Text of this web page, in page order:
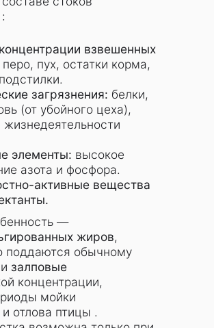
взвешенных
перо, пух, остатки корма,
загрязнения: белки,
(от убойного цеха),
жизнедеятельности
элементы: высокое
азота и фосфора.
активные вещества
—
жиров,
поддаются обычному
залповые
концентрации,
мойки
отлова птицы .